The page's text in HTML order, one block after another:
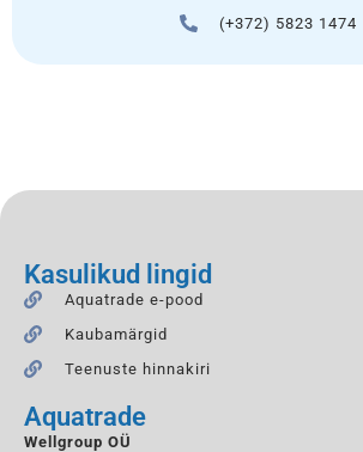
(+372) 5823 1474
Kasulikud lingid
Aquatrade e-pood
Kaubamärgid
Teenuste hinnakiri
Aquatrade
Wellgroup OÜ